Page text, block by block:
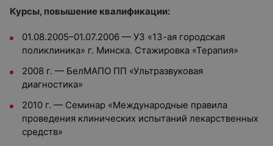
Курсы, повышение квалификации:
01.08.2005–01.07.2006 — УЗ «13-ая городская
поликлиника» г. Минска. Стажировка «Терапия»
2008 г. — БелМАПО ПП «Ультразвуковая
диагностика»
2010 г. — Семинар «Международные правила
проведения клинических испытаний лекарственных
средств»